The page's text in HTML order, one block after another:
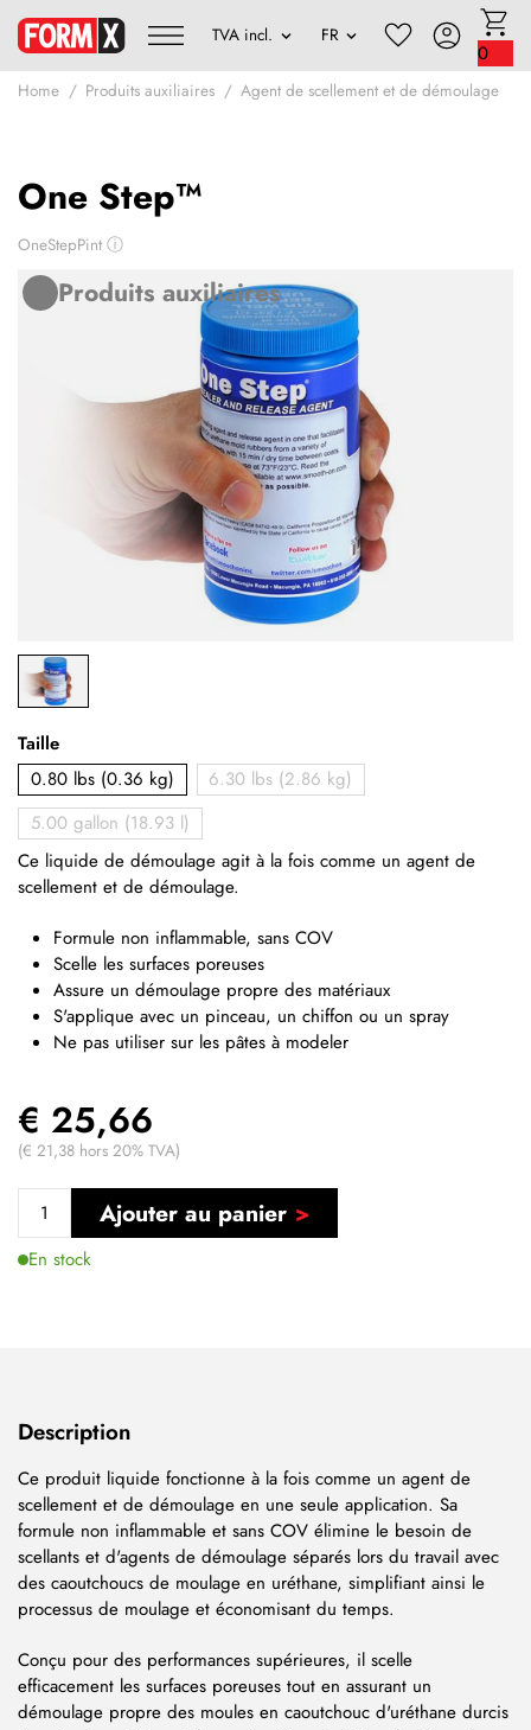
0
Home Produits auxiliaires Agent de scellement et de démoulage
One Step™
OneStepPint ⓘ
Produits auxiliaires
Taille
0.80 lbs (0.36 kg)
6.30 lbs (2.86 kg)
5.00 gallon (18.93 l)
Ce liquide de démoulage agit à la fois comme un agent de
scellement et de démoulage.
Formule non inflammable, sans COV
Scelle les surfaces poreuses
Assure un démoulage propre des matériaux
S'applique avec un pinceau, un chiffon ou un spray
Ne pas utiliser sur les pâtes à modeler
€ 25,66
(€ 21,38 hors 20% TVA)
Ajouter au panier
En stock
Description
Ce produit liquide fonctionne à la fois comme un agent de
scellement et de démoulage en une seule application. Sa
formule non inflammable et sans COV élimine le besoin de
scellants et d'agents de démoulage séparés lors du travail avec
des caoutchoucs de moulage en uréthane, simplifiant ainsi le
processus de moulage et économisant du temps.
Conçu pour des performances supérieures, il scelle
efficacement les surfaces poreuses tout en assurant un
démoulage propre des moules en caoutchouc d'uréthane durcis